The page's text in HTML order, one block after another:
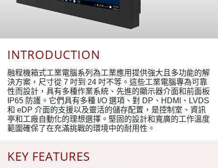
KEY FEATURES
INTRODUCTION
融程機箱式工業電腦系列為工業應用提供強大且多功能的解
決方案，尺寸從 7 吋到 24 吋不等。這些工業電腦專為可靠
性而設計，具有多種作業系統、先進的顯示器介面和前面板
IP65 防護。它們具有多種 I/O 選項、對 DP、HDMI、LVDS
和 eDP 介面的支援以及靈活的儲存配置，是控制室、資訊
亭和工廠自動化的理想選擇。堅固的設計和寬廣的工作溫度
範圍確保了在充滿挑戰的環境中的耐用性。